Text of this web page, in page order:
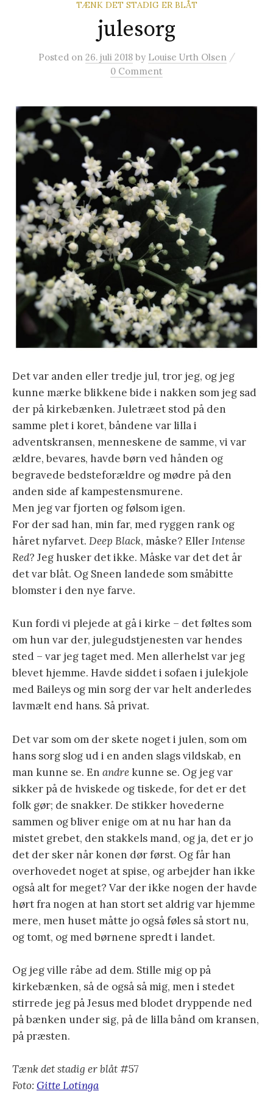
TÆNK DET STADIG ER BLÅT
julesorg
Posted on 26. juli 2018 by Louise Urth Olsen /
0 Comment
Det var anden eller tredje jul, tror jeg, og jeg
kunne mærke blikkene bide i nakken som jeg sad
der på kirkebænken. Juletræet stod på den
samme plet i koret, båndene var lilla i
adventskransen, menneskene de samme, vi var
ældre, bevares, havde børn ved hånden og
begravede bedsteforældre og mødre på den
anden side af kampestensmurene.
Men jeg var fjorten og følsom igen.
For der sad han, min far, med ryggen rank og
håret nyfarvet. Deep Black, måske? EllerIntense
Red? Jeg husker det ikke. Måske var det det år
det var blåt. Og Sneen landede som småbitte
blomster i den nye farve.
Kun fordi vi plejede at gå i kirke – det føltes som
om hun var der, julegudstjenesten var hendes
sted – var jeg taget med. Men allerhelst var jeg
blevet hjemme. Havde siddet i sofaen i julekjole
med Baileys og min sorg der var helt anderledes
lavmælt end hans. Så privat.
Det var som om der skete noget i julen, som om
hans sorg slog ud i en anden slags vildskab, en
man kunne se. En andrekunne se. Og jeg var
sikker på de hviskede og tiskede, for det er det
folk gør; de snakker. De stikker hovederne
sammen og bliver enige om at nu har han da
mistet grebet, den stakkels mand, og ja, det er jo
det der sker når konen dør først. Og får han
overhovedet noget at spise, og arbejder han ikke
også alt for meget? Var der ikke nogen der havde
hørt fra nogen at han stort set aldrig var hjemme
mere, men huset måtte jo også føles så stort nu,
og tomt, og med børnene spredt i landet.
Og jeg ville råbe ad dem. Stille mig op på
kirkebænken, så de også så mig, men i stedet
stirrede jeg på Jesus med blodet dryppende ned
på bænken under sig, på de lilla bånd om kransen,
på præsten.
Tænk det stadig er blåt#57
Foto: Gitte Lotinga